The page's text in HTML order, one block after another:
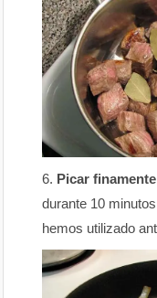
Picar
durante 10
hemos utilizado